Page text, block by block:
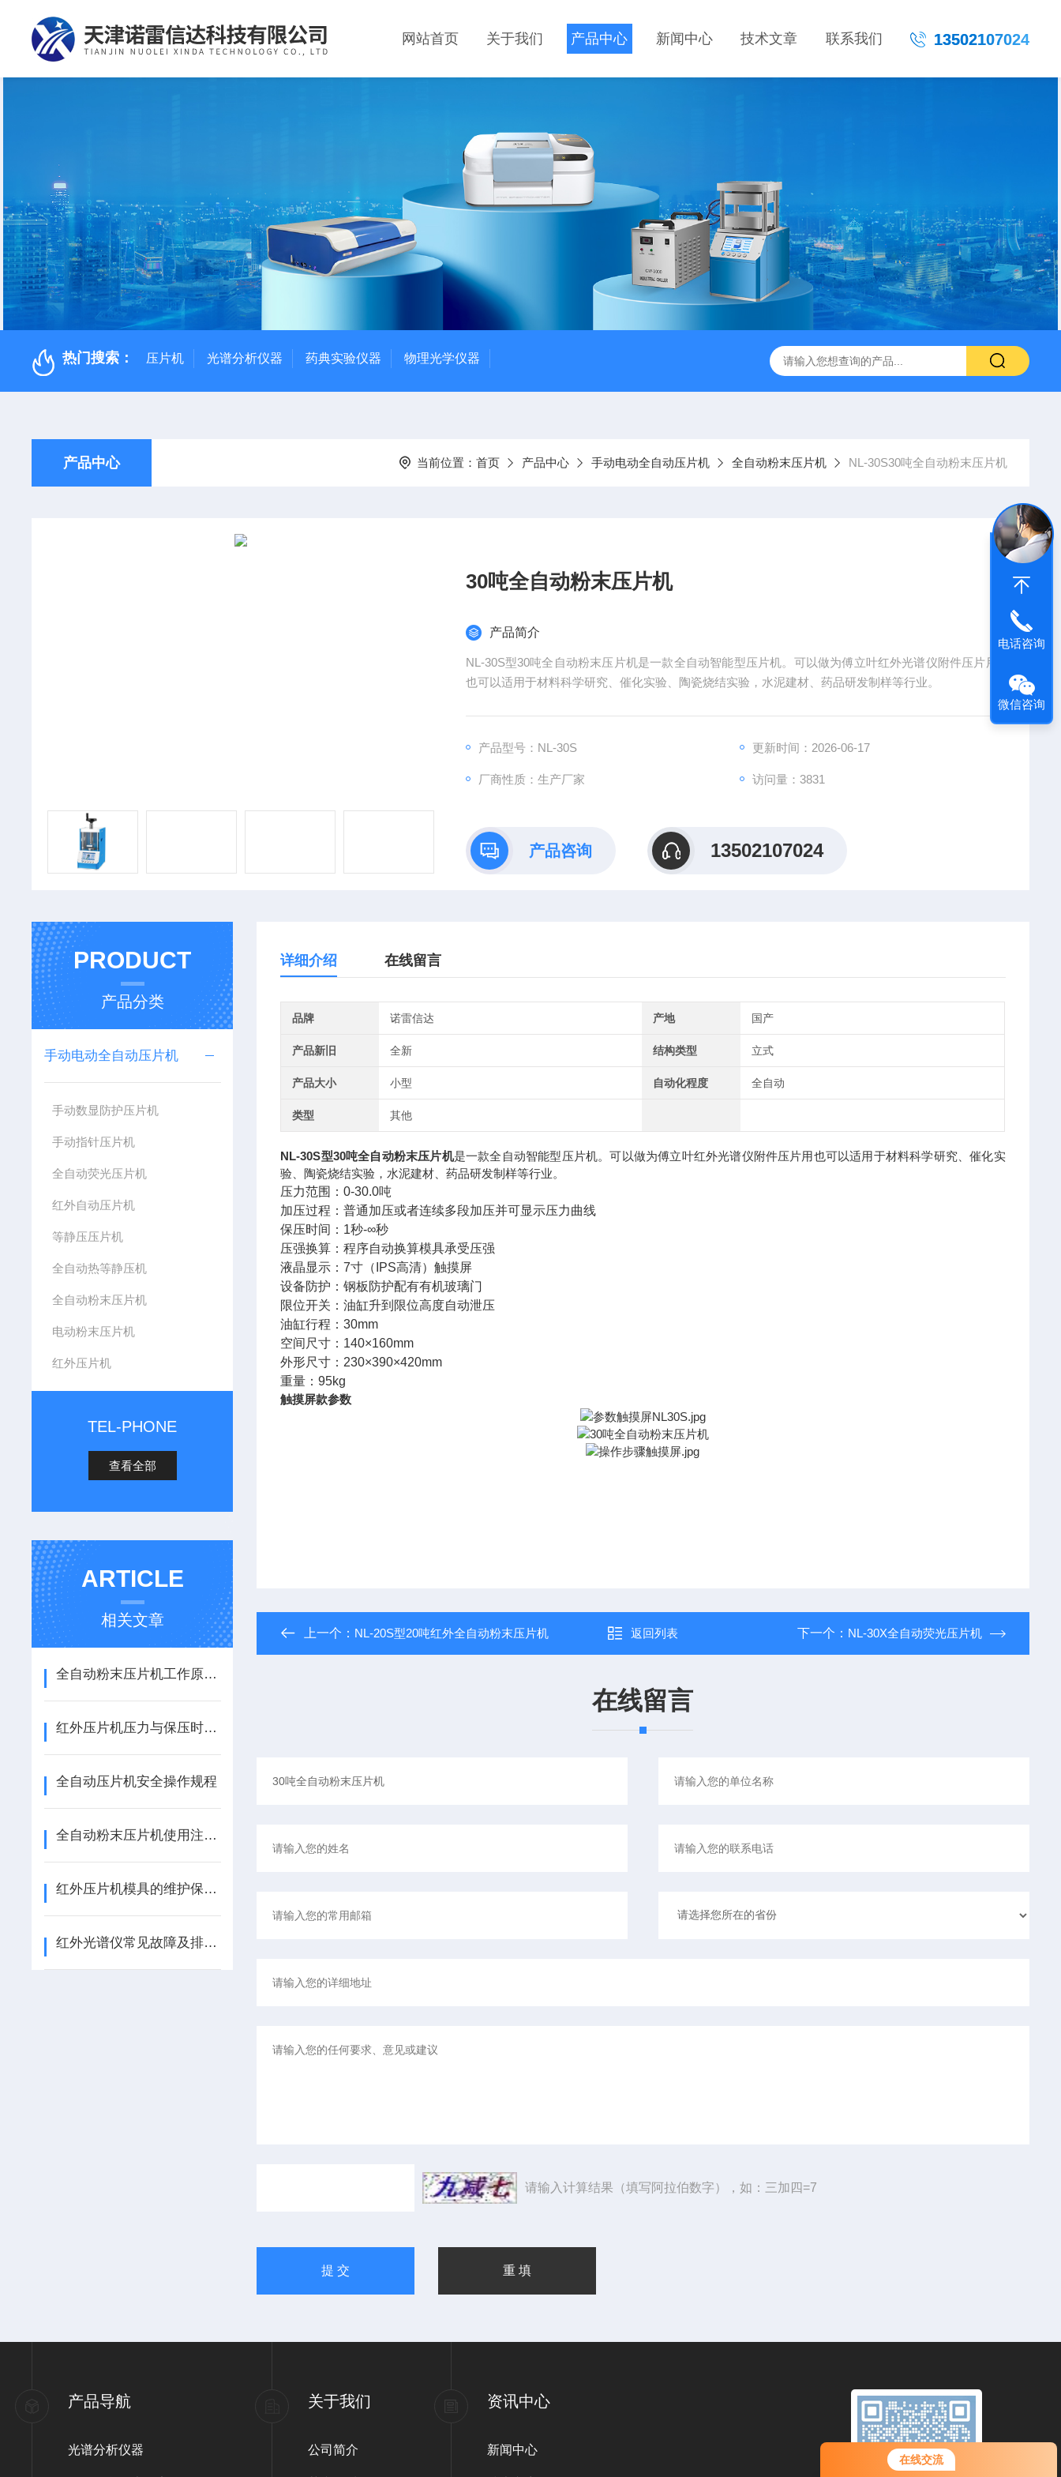
在线交流
13502107024
网站首页 关于我们 产品中心 新闻中心 技术文章 联系我们
热门搜索： 压片机 光谱分析仪器 药典实验仪器 物理光学仪器
产品中心 当前位置： 首页 产品中心 手动电动全自动压片机 全自动粉末压片机 NL-30S30吨全自动粉末压片机
30吨全自动粉末压片机
产品简介
NL-30S型30吨全自动粉末压片机是一款全自动智能型压片机。可以做为傅立叶红外光谱仪附件压片用
也可以适用于材料科学研究、催化实验、陶瓷烧结实验，水泥建材、药品研发制样等行业。
产品型号：NL-30S 更新时间：2026-06-17
厂商性质：生产厂家 访问量：3831
产品咨询 13502107024
PRODUCT
产品分类
手动电动全自动压片机
手动数显防护压片机
手动指针压片机
全自动荧光压片机
红外自动压片机
等静压压片机
全自动热等静压机
全自动粉末压片机
电动粉末压片机
红外压片机
TEL-PHONE
查看全部
ARTICLE
相关文章
全自动粉末压片机工作原理与操作维护技术详解
红外压片机压力与保压时间对透光率的影响研究
全自动压片机安全操作规程
全自动粉末压片机使用注意事项及保养方法
红外压片机模具的维护保养：清洁、防锈与存放规范
红外光谱仪常见故障及排査方法
详细介绍 在线留言
品牌 诺雷信达 产地 国产
产品新旧 全新 结构类型 立式
产品大小 小型 自动化程度 全自动
类型 其他
NL-30S型30吨全自动粉末压片机是一款全自动智能型压片机。可以做为傅立叶红外光谱仪附件压片用也可以适用于材料科学研究、催化实
验、陶瓷烧结实验，水泥建材、药品研发制样等行业。
压力范围：0-30.0吨
加压过程：普通加压或者连续多段加压并可显示压力曲线
保压时间：1秒-∞秒
压强换算：程序自动换算模具承受压强
液晶显示：7寸（IPS高清）触摸屏
设备防护：钢板防护配有有机玻璃门
限位开关：油缸升到限位高度自动泄压
油缸行程：30mm
空间尺寸：140×160mm
外形尺寸：230×390×420mm
重量：95kg
触摸屏款参数
上一个： NL-20S型20吨红外全自动粉末压片机 返回列表 下一个： NL-30X全自动荧光压片机
在线留言
请输入计算结果（填写阿拉伯数字），如：三加四=7
产品导航
光谱分析仪器
关于我们
公司简介
资讯中心
新闻中心
电话咨询
微信咨询